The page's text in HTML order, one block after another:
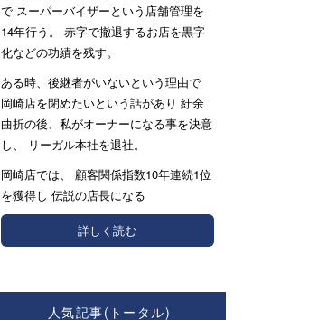
で スーパーバイザーという店舗管理を
14年行う。 赤字で撤退するお店を黒字
化などの功績を残す。
ある時、後継者がいないという理由で
岡崎店を閉めたいという話があり 紆余
曲折の後、私がオーナーになる事を決意
し、 リーガル本社を退社。
岡崎店では、 顧客関係指数10年連続1位
を獲得し 伝説の店長になる
詳しく読む
人気記事(トータル)